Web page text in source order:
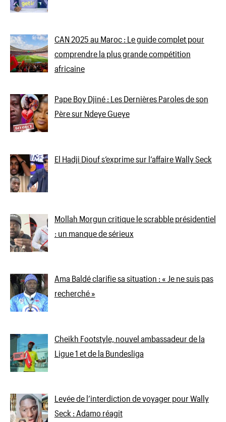
CAN 2025 au Maroc : Le guide complet pour
comprendre la plus grande compétition
africaine
Pape Boy Djiné : Les Dernières Paroles de son
Père sur Ndeye Gueye
El Hadji Diouf s’exprime sur l’affaire Wally Seck
Mollah Morgun critique le scrabble présidentiel
: un manque de sérieux
Ama Baldé clarifie sa situation : « Je ne suis pas
recherché »
Cheikh Footstyle, nouvel ambassadeur de la
Ligue 1 et de la Bundesliga
Levée de l’interdiction de voyager pour Wally
Seck : Adamo réagit